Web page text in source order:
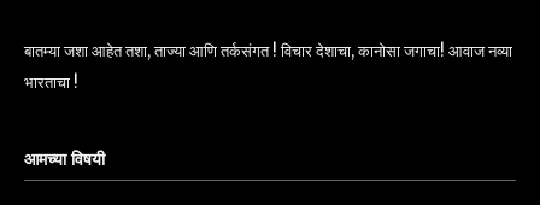
बातम्या जशा आहेत तशा, ताज्या आणि तर्कसंगत ! विचार देशाचा, कानोसा जगाचा! आवाज नव्या
भारताचा !
आमच्या विषयी